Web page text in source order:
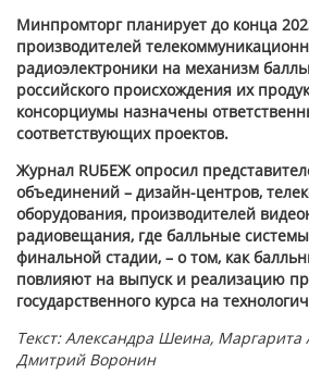
Минпромторг планирует до конца
производителей
радиоэлектроники на механизм
российского происхождения их
консорциумы назначены
соответствующих проектов.
Журнал RUБЕЖ опросил
объединений – дизайн-центров,
оборудования, производителей
радиовещания, где балльные
финальной стадии, – о том, как
повлияют на выпуск и реализацию
государственного курса на
Текст: Александра Шеина, Маргарита
Дмитрий Воронин